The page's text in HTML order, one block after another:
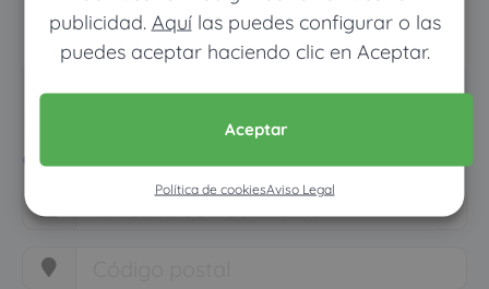
publicidad. Aquílas puedes configurar o las
puedes aceptar haciendo clic en Aceptar.
Aceptar
Política de cookiesAviso Legal
Pon tus datos y descubre
cuánto dinero ahorrarías